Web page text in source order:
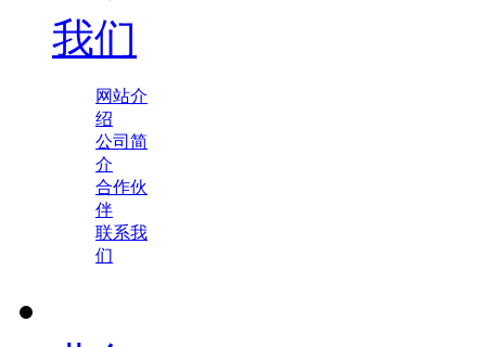
我们
网站介
绍
公司简
介
合作伙
伴
联系我
们